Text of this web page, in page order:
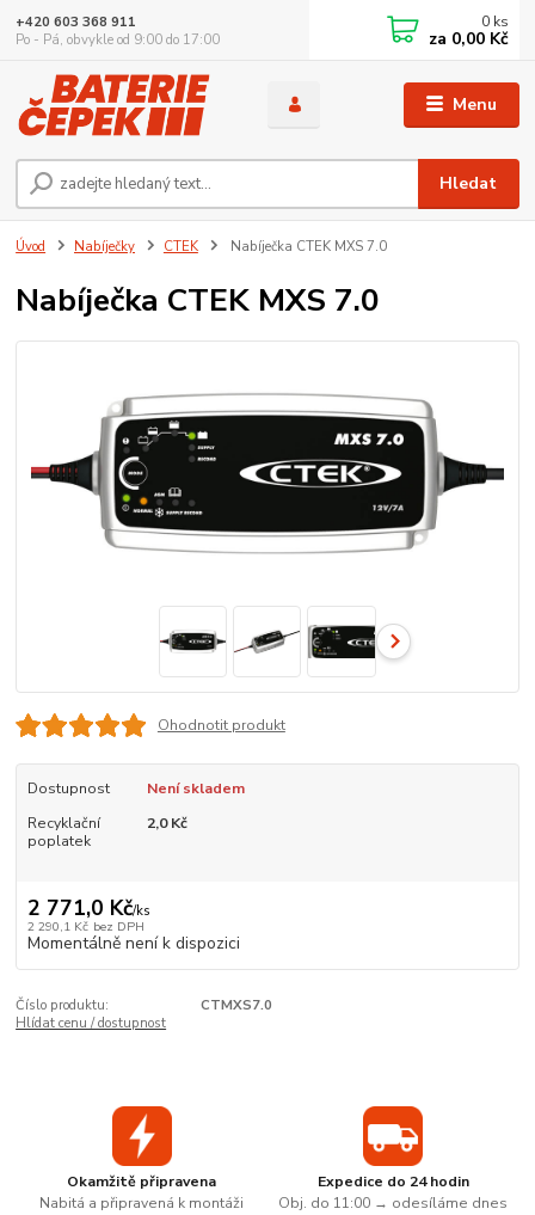
Menu
Hledat
+420 603 368 911
Po - Pá, obvykle od 9:00 do 17:00
0 ks
za 0,00 Kč
Úvod Nabíječky CTEK Nabíječka CTEK MXS 7.0
Nabíječka CTEK MXS 7.0
Ohodnotit produkt
Dostupnost
Není skladem
Recyklační
poplatek
2,0 Kč
2 771,0 Kč/ks
2 290,1 Kč bez DPH
Momentálně není k dispozici
Číslo produktu:
CTMXS7.0
Hlídat cenu / dostupnost
Okamžitě připravena
Nabitá a připravená k montáži
Expedice do 24 hodin
Obj. do 11:00 → odesíláme dnes